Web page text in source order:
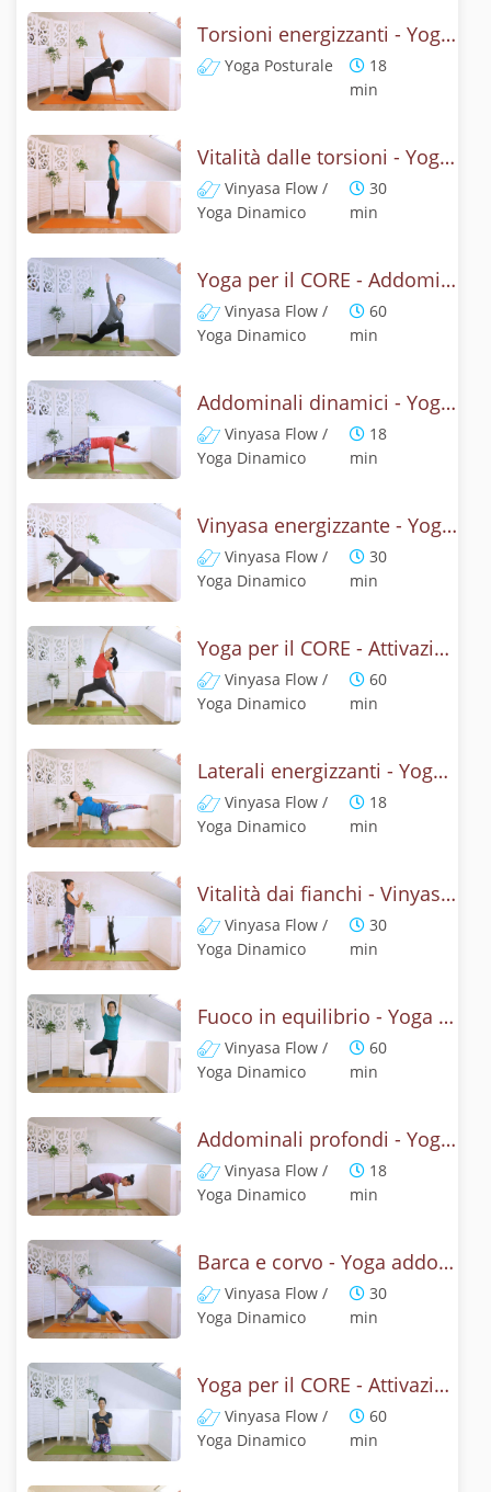
Torsioni energizzanti - Yoga posturale per schiena e addominali
Yoga Posturale
18
min
Vitalità dalle torsioni - Yoga e respiro per il core
Vinyasa Flow /
Yoga Dinamico
30
min
Yoga per il CORE - Addominali attivi con le torsioni
Vinyasa Flow /
Yoga Dinamico
60
min
Addominali dinamici - Yoga con la posizione della barca
Vinyasa Flow /
Yoga Dinamico
18
min
Vinyasa energizzante - Yoga addominali e schiena
Vinyasa Flow /
Yoga Dinamico
30
min
Yoga per il CORE - Attivazione dal centro
Vinyasa Flow /
Yoga Dinamico
60
min
Laterali energizzanti - Yoga per il Core
Vinyasa Flow /
Yoga Dinamico
18
min
Vitalità dai fianchi - Vinyasa yoga per il core
Vinyasa Flow /
Yoga Dinamico
30
min
Fuoco in equilibrio - Yoga per il CORE
Vinyasa Flow /
Yoga Dinamico
60
min
Addominali profondi - Yoga dinamico
Vinyasa Flow /
Yoga Dinamico
18
min
Barca e corvo - Yoga addominali
Vinyasa Flow /
Yoga Dinamico
30
min
Yoga per il CORE - Attivazione dal centro
Vinyasa Flow /
Yoga Dinamico
60
min